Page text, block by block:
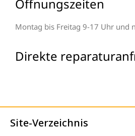
Öffnungszeiten
Montag bis Freitag 9-17 Uhr und
Direkte
Site-Verzeichnis